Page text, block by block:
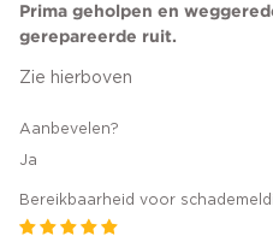
Prima geholpen en
gerepareerde ruit.
Zie hierboven
Aanbevelen?
Ja
Bereikbaarheid voor